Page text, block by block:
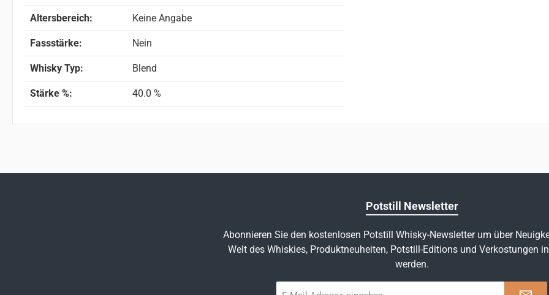
Altersbereich: Keine Angabe
Fassstärke: Nein
Whisky Typ: Blend
Stärke %: 40.0 %
Potstill Newsletter
Abonnieren Sie den kostenlosen Potstill Whisky-Newsletter um über
Welt des Whiskies, Produktneuheiten, Potstill-Editions und Verkostungen
werden.